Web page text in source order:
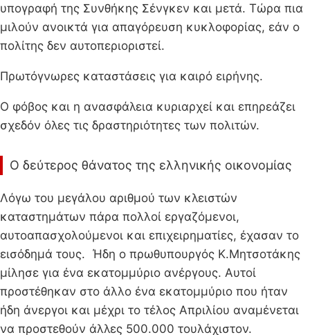
υπογραφή της Συνθήκης Σένγκεν και μετά. Τώρα πια
μιλούν ανοικτά για απαγόρευση κυκλοφορίας, εάν ο
πολίτης δεν αυτοπεριοριστεί.
Πρωτόγνωρες καταστάσεις για καιρό ειρήνης.
Ο φόβος και η ανασφάλεια κυριαρχεί και επηρεάζει
σχεδόν όλες τις δραστηριότητες των πολιτών.
Ο δεύτερος θάνατος της ελληνικής οικονομίας
Λόγω του μεγάλου αριθμού των κλειστών
καταστημάτων πάρα πολλοί εργαζόμενοι,
αυτοαπασχολούμενοι και επιχειρηματίες, έχασαν το
εισόδημά τους. Ήδη ο πρωθυπουργός Κ.Μητσοτάκης
μίλησε για ένα εκατομμύριο ανέργους. Αυτοί
προστέθηκαν στο άλλο ένα εκατομμύριο που ήταν
ήδη άνεργοι και μέχρι το τέλος Απριλίου αναμένεται
να προστεθούν άλλες 500.000 τουλάχιστον.